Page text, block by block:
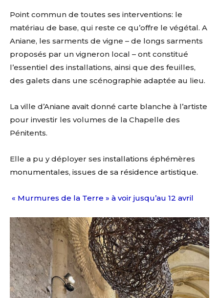
Point commun de toutes ses interventions: le
matériau de base, qui reste ce qu’offre le végétal. A
Aniane, les sarments de vigne – de longs sarments
proposés par un vigneron local – ont constitué
l’essentiel des installations, ainsi que des feuilles,
des galets dans une scénographie adaptée au lieu.
La ville d’Aniane avait donné carte blanche à l’artiste
pour investir les volumes de la Chapelle des
Pénitents.
Elle a pu y déployer ses installations éphémères
monumentales, issues de sa résidence artistique.
« Murmures de la Terre » à voir jusqu’au 12 avril